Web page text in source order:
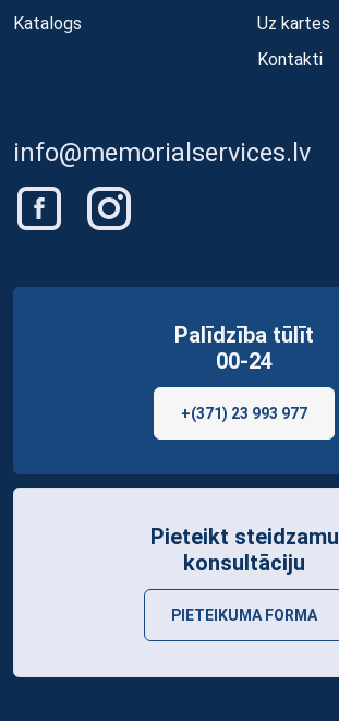
Katalogs
Uz kartes
Kontakti
info@memorialservices.lv
Palīdzība tūlīt
00-24
+(371) 23 993 977
Pieteikt steidzamu
konsultāciju
PIETEIKUMA FORMA